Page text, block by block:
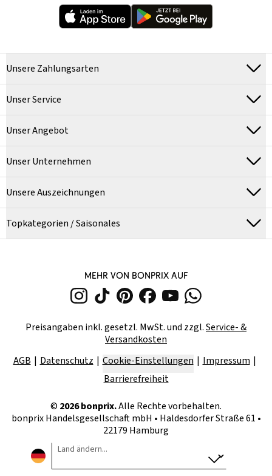
Unsere Zahlungsarten
Unser Service
Unser Angebot
Unser Unternehmen
Unsere Auszeichnungen
Topkategorien / Saisonales
MEHR VON BONPRIX AUF
Preisangaben inkl. gesetzl. MwSt. und zzgl.Service- &
Versandkosten
AGB
Datenschutz Cookie-Einstellungen
Impressum
Barrierefreiheit
© 2026bonprix.Alle Rechte vorbehalten.
bonprix Handelsgesellschaft mbH • Haldesdorfer Straße 61 •
22179 Hamburg
Land ändern...